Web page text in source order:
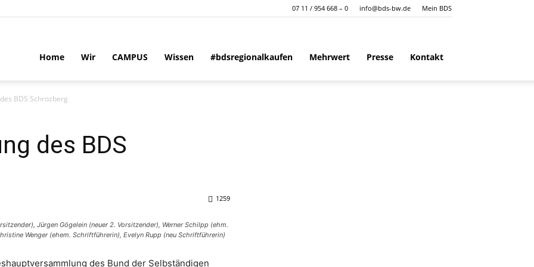
07 11 / 954 668 – 0 info@bds-bw.de Mein BDS
Home Wir CAMPUS Wissen #bdsregionalkaufen Mehrwert Presse Kontakt
BDS Schrozberg
des BDS
1259
Jürgen Gögelein (neuer 2. Vorsitzender), Werner Schilpp (ehm.
Wenger (ehem. Schriftführerin), Evelyn Rupp (neu Schriftführerin)
des Bund der Selbständigen